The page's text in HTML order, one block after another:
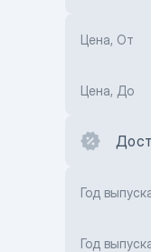
Цена, От
Цена, До
Год
Год